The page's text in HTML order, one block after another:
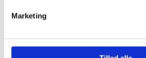
Marketing